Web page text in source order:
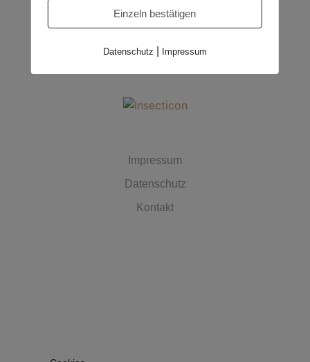
Impressum
Datenschutz
Kontakt
Einzeln bestätigen
Datenschutz Impressum